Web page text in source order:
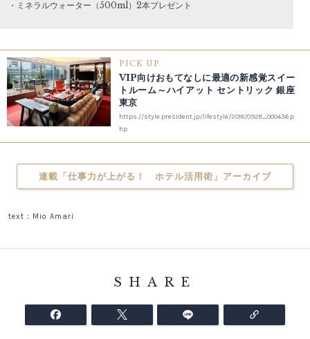
・ミネラルウォーター（500ml）2本プレゼント
PICK UP
VIP向けおもてなしに最適の新感覚スイー
トルーム～ハイアット セントリック 銀座
東京
https://style.president.jp/lifestyle/2018/0928_000436.p
hp
連載「仕事力が上がる！ ホテル活用術」アーカイブ
text：Mio Amari
SHARE